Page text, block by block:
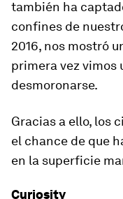
también ha
confines de
2016, nos mostró
primera vez vimos
desmoronarse.
Gracias a ello, los
el chance de que
en la superficie
Curiosity